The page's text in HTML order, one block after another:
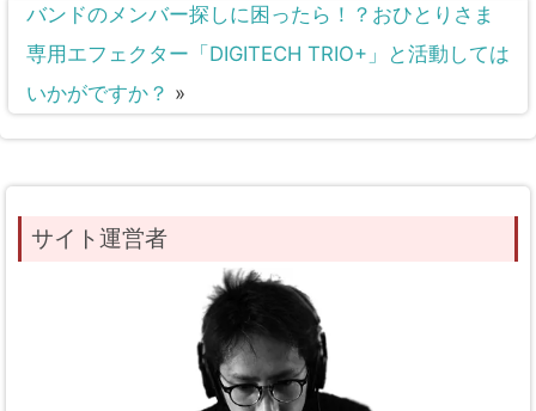
バンドのメンバー探しに困ったら！？おひとりさま
専用エフェクター「DIGITECH TRIO+」と活動しては
いかがですか？ »
サイト運営者